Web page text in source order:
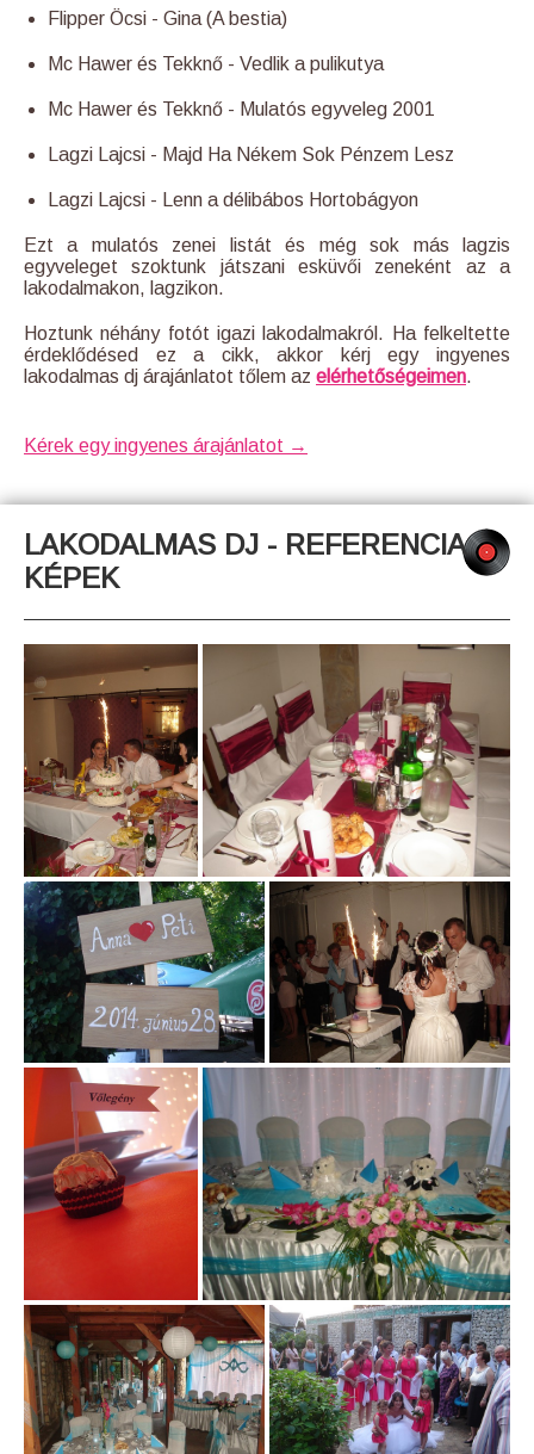
Flipper Öcsi - Gina (A bestia)
Mc Hawer és Tekknő - Vedlik a pulikutya
Mc Hawer és Tekknő - Mulatós egyveleg 2001
Lagzi Lajcsi - Majd Ha Nékem Sok Pénzem Lesz
Lagzi Lajcsi - Lenn a délibábos Hortobágyon
Ezt a mulatós zenei listát és még sok más lagzis
egyveleget szoktunk játszani esküvői zeneként az a
lakodalmakon, lagzikon.
Hoztunk néhány fotót igazi lakodalmakról. Ha felkeltette
érdeklődésed ez a cikk, akkor kérj egy ingyenes
lakodalmas dj árajánlatot tőlem az elérhetőségeimen.
Kérek egy ingyenes árajánlatot →
LAKODALMAS DJ - REFERENCIA
KÉPEK